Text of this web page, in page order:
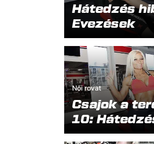
Hátedzés
Evezések
Női rovat
Csajok a
10: